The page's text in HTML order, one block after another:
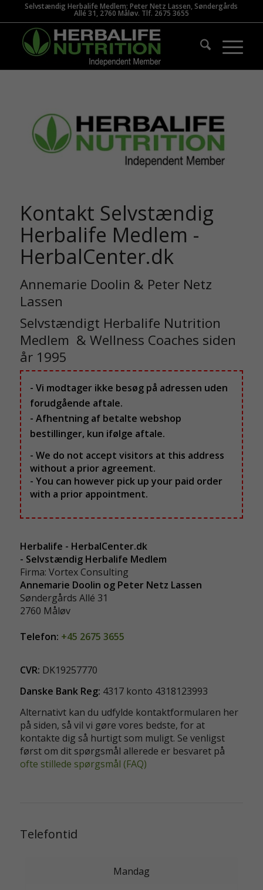
Selvstændig Herbalife Medlem: Peter Netz Lassen, Søndergårds
Allé 31, 2760 Måløv. Tlf. 2675 3655
Kontakt Selvstændig
Herbalife Medlem -
HerbalCenter.dk
Annemarie Doolin & Peter Netz
Lassen
Selvstændigt Herbalife Nutrition
Medlem & Wellness Coaches siden
år 1995
- Vi modtager ikke besøg på adressen uden
forudgående aftale.
- Afhentning af betalte webshop
bestillinger, kun ifølge aftale.
- We do not accept visitors at this address
without a prior agreement.
- You can however pick up your paid order
with a prior appointment.
Herbalife - HerbalCenter.dk
- Selvstændig Herbalife Medlem
Firma: Vortex Consulting
Annemarie Doolin og Peter Netz Lassen
Søndergårds Allé 31
2760 Måløv
Telefon: +45 2675 3655
CVR: DK19257770
Danske Bank Reg: 4317 konto 4318123993
Alternativt kan du udfylde kontaktformularen her
på siden, så vil vi gøre vores bedste, for at
kontakte dig så hurtigt som muligt. Se venligst
først om dit spørgsmål allerede er besvaret på
ofte stillede spørgsmål (FAQ)
Telefontid
Mandag